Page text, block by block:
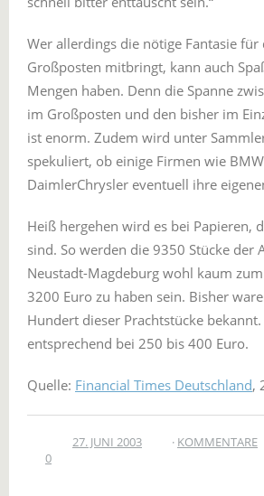
Wer allerdings die nötige Fantasie für
Großposten mitbringt, kann auch
Mengen haben. Denn die Spanne
im Großposten und den bisher im
ist enorm. Zudem wird unter
spekuliert, ob einige Firmen wie
DaimlerChrysler eventuell ihre
Heiß hergehen wird es bei Papieren,
sind. So werden die 9350 Stücke der
Neustadt-Magdeburg wohl kaum
3200 Euro zu haben sein. Bisher
Hundert dieser Prachtstücke
entsprechend bei 250 bis 400 Euro.
Quelle: Financial Times Deutschland,
27. JUNI 2003
KOMMENTARE
0